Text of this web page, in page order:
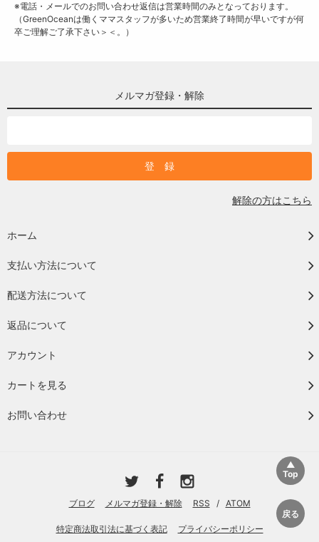
※電話・メールでのお問い合わせ返信は営業時間のみとなっております。
（GreenOceanは働くママスタッフが多いため営業終了時間が早いですが何
卒ご理解ご了承下さい＞＜。）
メルマガ登録・解除
解除の方はこちら
ホーム
支払い方法について
配送方法について
返品について
アカウント
カートを見る
お問い合わせ
ブログ メルマガ登録・解除 RSS / ATOM
特定商法取引法に基づく表記 プライバシーポリシー